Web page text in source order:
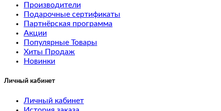
15
test
12
test
Производители
Подарочные сертификаты
Партнёрская программа
Акции
Популярные Товары
Хиты Продаж
Новинки
Личный кабинет
Личный кабинет